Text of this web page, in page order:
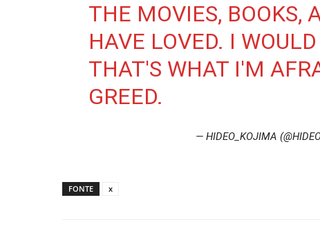
THE MOVIES, BOOKS,
HAVE LOVED. I
THAT'S WHAT I'M
GREED.
— HIDEO_KOJIMA
FONTE x